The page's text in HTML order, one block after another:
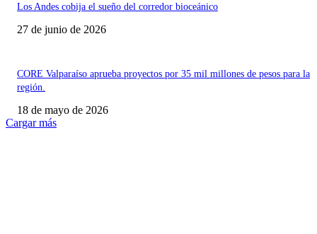
Los Andes cobija el sueño del corredor bioceánico
27 de junio de 2026
CORE Valparaíso aprueba proyectos por 35 mil millones de pesos para la
región.
18 de mayo de 2026
Cargar más